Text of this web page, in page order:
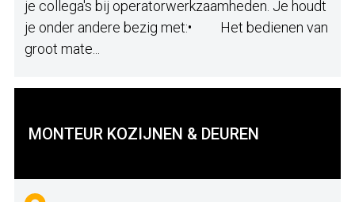
je collega's bij operatorwerkzaamheden. Je houdt
je onder andere bezig met:• Het bedienen van
groot mate...
MONTEUR KOZIJNEN & DEUREN